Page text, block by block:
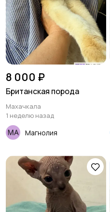
8 000 ₽
Британская порода
Махачкала
1 неделю назад
Магнолия